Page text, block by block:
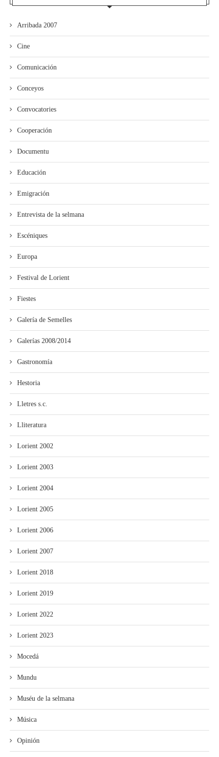
Arribada 2007
Cine
Comunicación
Conceyos
Convocatories
Cooperación
Documentu
Educación
Emigración
Entrevista de la selmana
Escéniques
Europa
Festival de Lorient
Fiestes
Galería de Semelles
Galerías 2008/2014
Gastronomía
Hestoria
Lletres s.c.
Lliteratura
Lorient 2002
Lorient 2003
Lorient 2004
Lorient 2005
Lorient 2006
Lorient 2007
Lorient 2018
Lorient 2019
Lorient 2022
Lorient 2023
Mocedá
Mundu
Muséu de la selmana
Música
Opinión